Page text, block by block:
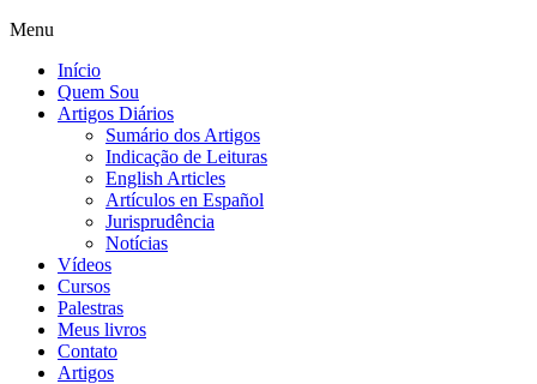
Menu
Início
Quem Sou
Artigos Diários
Sumário dos Artigos
Indicação de Leituras
English Articles
Artículos en Español
Jurisprudência
Notícias
Vídeos
Cursos
Palestras
Meus livros
Contato
Artigos